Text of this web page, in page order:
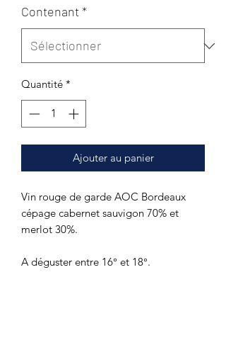
Contenant*
Quantité *
Ajouter au panier
Vin rouge de garde AOC Bordeaux
cépage cabernet sauvigon 70% et
merlot 30%.
A déguster entre 16° et 18°.